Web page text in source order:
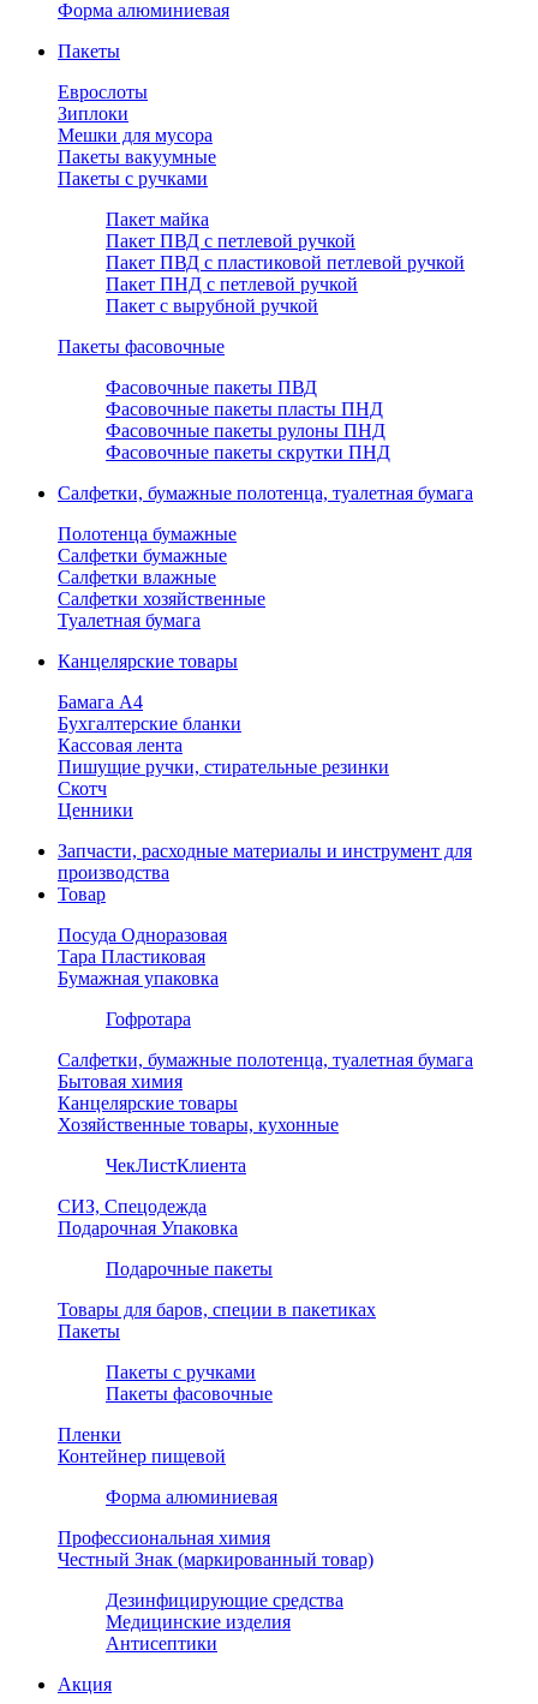
Форма алюминиевая
Пакеты
Еврослоты
Зиплоки
Мешки для мусора
Пакеты вакуумные
Пакеты с ручками
Пакет майка
Пакет ПВД с петлевой ручкой
Пакет ПВД с пластиковой петлевой ручкой
Пакет ПНД с петлевой ручкой
Пакет с вырубной ручкой
Пакеты фасовочные
Фасовочные пакеты ПВД
Фасовочные пакеты пласты ПНД
Фасовочные пакеты рулоны ПНД
Фасовочные пакеты скрутки ПНД
Салфетки, бумажные полотенца, туалетная бумага
Полотенца бумажные
Салфетки бумажные
Салфетки влажные
Салфетки хозяйственные
Туалетная бумага
Канцелярские товары
Бамага А4
Бухгалтерские бланки
Кассовая лента
Пишущие ручки, стирательные резинки
Скотч
Ценники
Запчасти, расходные материалы и инструмент для
производства
Товар
Посуда Одноразовая
Тара Пластиковая
Бумажная упаковка
Гофротара
Салфетки, бумажные полотенца, туалетная бумага
Бытовая химия
Канцелярские товары
Хозяйственные товары, кухонные
ЧекЛистКлиента
СИЗ, Спецодежда
Подарочная Упаковка
Подарочные пакеты
Товары для баров, специи в пакетиках
Пакеты
Пакеты с ручками
Пакеты фасовочные
Пленки
Контейнер пищевой
Форма алюминиевая
Профессиональная химия
Честный Знак (маркированный товар)
Дезинфицирующие средства
Медицинские изделия
Антисептики
Акция